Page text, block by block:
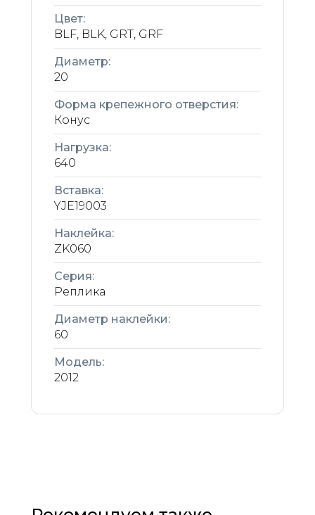
Цвет:
BLF, BLK, GRT, GRF
Диаметр:
20
Форма крепежного отверстия:
Конус
Нагрузка:
640
Вставка:
YJE19003
Наклейка:
ZK060
Серия:
Реплика
Диаметр наклейки:
60
Модель:
2012